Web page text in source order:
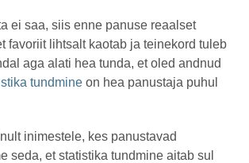
ei saa, siis enne panuse reaalset
favoriit lihtsalt kaotab ja teinekord tuleb
aga alati hea tunda, et oled andnud
tundmine on hea panustaja puhul
inimestele, kes panustavad
seda, et statistika tundmine aitab sul